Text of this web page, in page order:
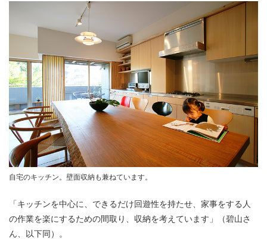
自宅のキッチン。壁面収納も兼ねています。
「キッチンを中心に、できるだけ回遊性を持たせ、家事をする人
の作業を楽にするための間取り、収納を考えています」（碧山さ
ん、以下同）。